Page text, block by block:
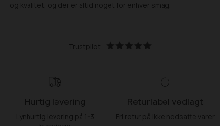
og kvalitet, og der er altid noget for enhver smag.
Trustpilot
Hurtig levering
Lynhurtig levering på 1-3
Returlabel vedlagt
Fri retur på ikke nedsatte varer